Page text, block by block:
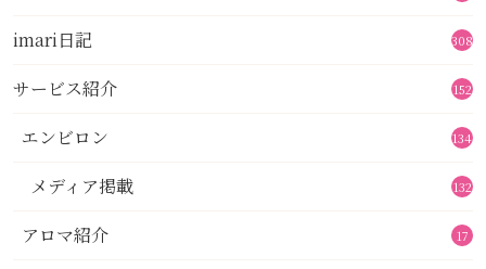
imari日記 308
サービス紹介 152
エンビロン 134
メディア掲載 132
アロマ紹介 17